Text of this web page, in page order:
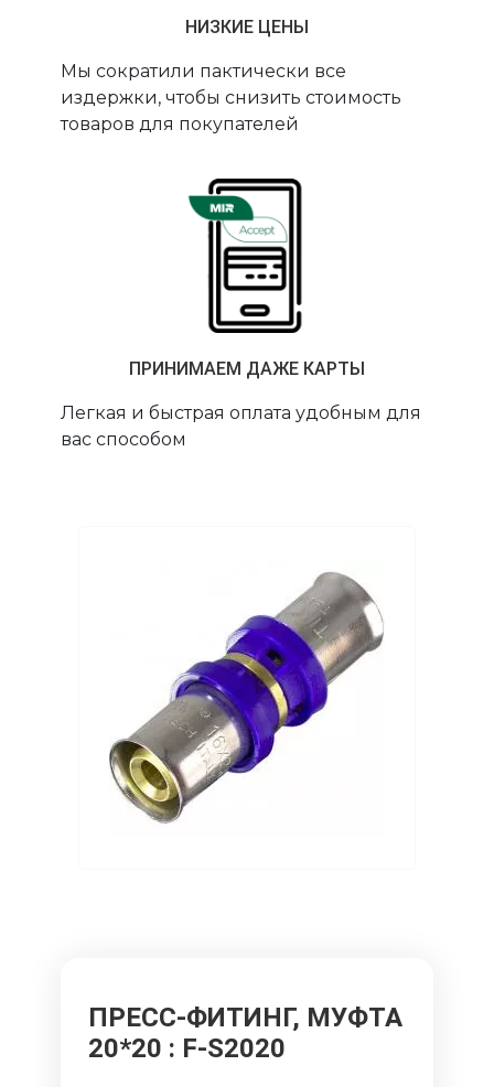
НИЗКИЕ ЦЕНЫ
Мы сократили пактически все
издержки, чтобы снизить стоимость
товаров для покупателей
ПРИНИМАЕМ ДАЖЕ КАРТЫ
Легкая и быстрая оплата удобным для
вас способом
ПРЕСС-ФИТИНГ, МУФТА
20*20 : F-S2020